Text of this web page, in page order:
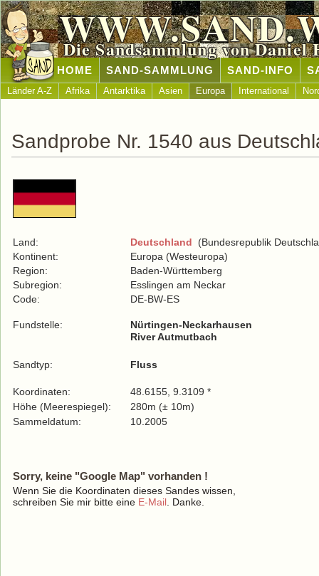
Die Sandsammlung von Daniel
HOME SAND-SAMMLUNG SAND-INFO
Länder A-Z Afrika Antarktika Asien Europa International
Sandprobe Nr. 1540 aus
Land: Deutschland (Bundesrepublik
Kontinent:
Europa (Westeuropa)
Region:
Baden-Württemberg
Subregion:
Esslingen am Neckar
Code:
DE-BW-ES
Fundstelle:
Nürtingen-Neckarhausen
River Autmutbach
Sandtyp: Fluss
Koordinaten:
48.6155, 9.3109 *
Höhe (Meerespiegel):
280m (± 10m)
Sammeldatum:
10.2005
Sorry, keine "Google Map" vorhanden !
Wenn Sie die Koordinaten dieses Sandes wissen,
schreiben Sie mir bitte eine E-Mail . Danke.